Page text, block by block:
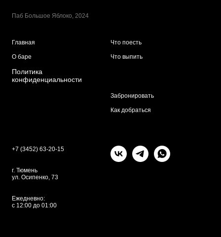
Паб Большое Яблоко, 2024
Главная
О баре
Политика
конфиденциальности
Что поесть
Что выпить
Забронировать
Как добраться
+7 (3452) 63-20-15
г. Тюмень
ул. Осипенко, 73
Ежедневно:
с 12:00 до 01:00